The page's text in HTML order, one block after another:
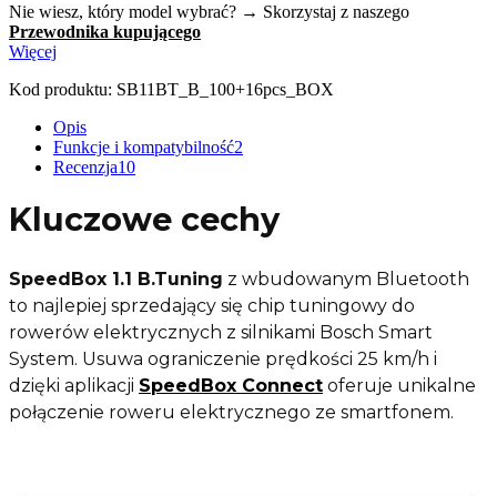
Nie wiesz, który model wybrać? → Skorzystaj z naszego
Przewodnika kupującego
Więcej
Kod produktu: SB11BT_B_100+16pcs_BOX
Opis
Funkcje i kompatybilność2
Recenzja10
Kluczowe cechy
SpeedBox 1.1 B.Tuning z wbudowanym Bluetooth
to najlepiej sprzedający się chip tuningowy do
rowerów elektrycznych z silnikami Bosch Smart
System. Usuwa ograniczenie prędkości 25 km/h i
dzięki aplikacji SpeedBox Connect oferuje unikalne
połączenie roweru elektrycznego ze smartfonem.